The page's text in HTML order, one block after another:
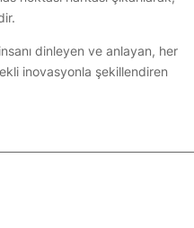
dinleyen ve anlayan, her
inovasyonla şekillendiren